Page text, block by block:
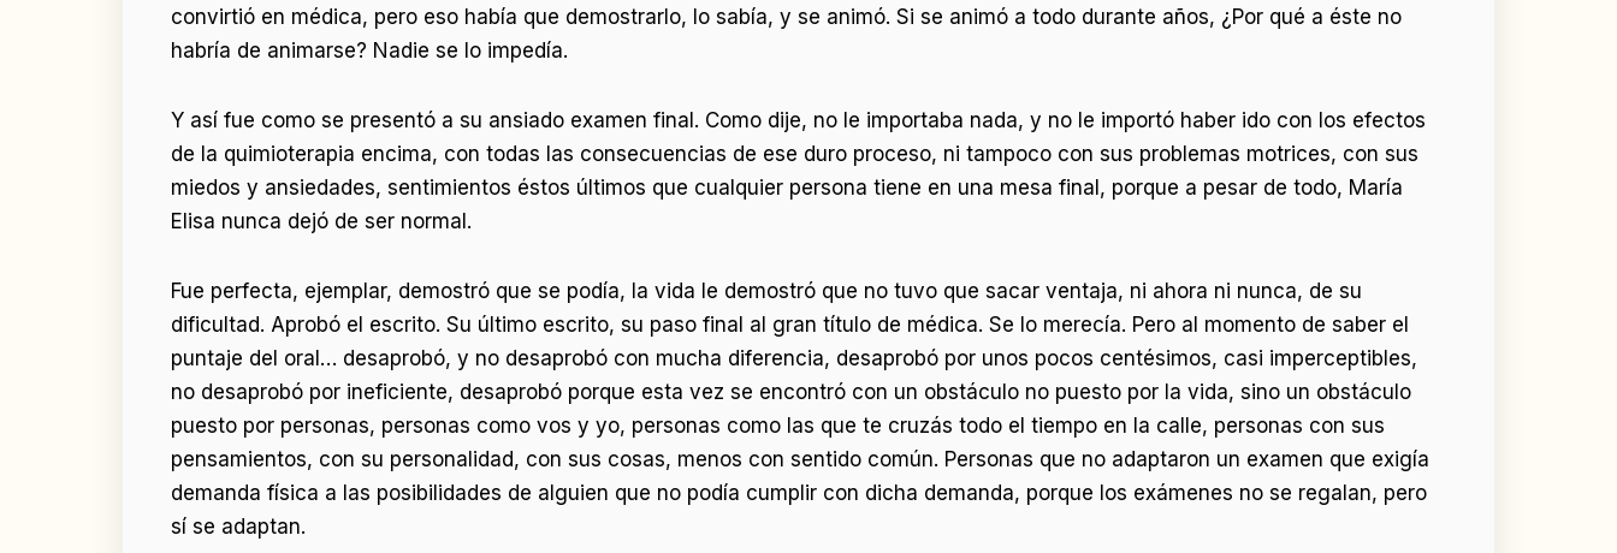
convirtió en médica, pero eso había que demostrarlo, lo sabía, y se animó. Si se animó a todo durante años, ¿Por qué a éste no
habría de animarse? Nadie se lo impedía.
Y así fue como se presentó a su ansiado examen final. Como dije, no le importaba nada, y no le importó haber ido con los efectos
de la quimioterapia encima, con todas las consecuencias de ese duro proceso, ni tampoco con sus problemas motrices, con sus
miedos y ansiedades, sentimientos éstos últimos que cualquier persona tiene en una mesa final, porque a pesar de todo, María
Elisa nunca dejó de ser normal.
Fue perfecta, ejemplar, demostró que se podía, la vida le demostró que no tuvo que sacar ventaja, ni ahora ni nunca, de su
dificultad. Aprobó el escrito. Su último escrito, su paso final al gran título de médica. Se lo merecía. Pero al momento de saber el
puntaje del oral… desaprobó, y no desaprobó con mucha diferencia, desaprobó por unos pocos centésimos, casi imperceptibles,
no desaprobó por ineficiente, desaprobó porque esta vez se encontró con un obstáculo no puesto por la vida, sino un obstáculo
puesto por personas, personas como vos y yo, personas como las que te cruzás todo el tiempo en la calle, personas con sus
pensamientos, con su personalidad, con sus cosas, menos con sentido común. Personas que no adaptaron un examen que exigía
demanda física a las posibilidades de alguien que no podía cumplir con dicha demanda, porque los exámenes no se regalan, pero
sí se adaptan.